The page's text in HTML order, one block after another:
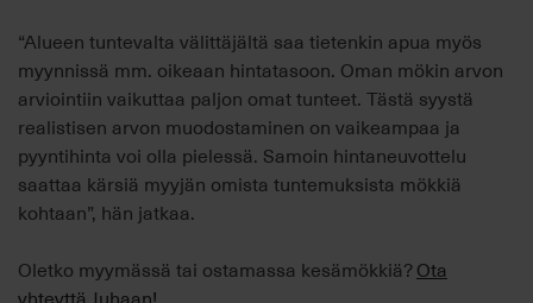
“Alueen tuntevalta välittäjältä saa tietenkin apua myös
myynnissä mm. oikeaan hintatasoon. Oman mökin arvon
arviointiin vaikuttaa paljon omat tunteet. Tästä syystä
realistisen arvon muodostaminen on vaikeampaa ja
pyyntihinta voi olla pielessä. Samoin hintaneuvottelu
saattaa kärsiä myyjän omista tuntemuksista mökkiä
kohtaan”, hän jatkaa.
Oletko myymässä tai ostamassa kesämökkiä?Ota